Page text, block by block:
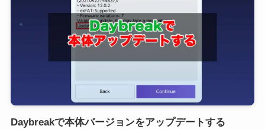
Daybreakで本体バージョンをアップデートする